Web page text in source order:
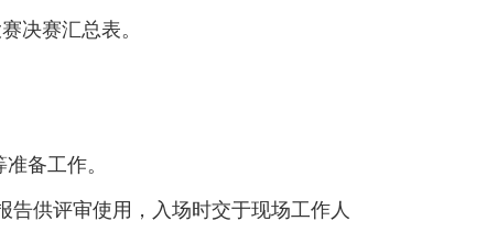
决赛汇总表。
备工作。
告供评审使用，入场时交于现场工作人